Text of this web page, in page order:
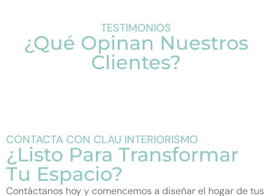
TESTIMONIOS
¿Qué Opinan Nuestros
Clientes?
CONTACTA CON CLAU INTERIORISMO
¿Listo Para Transformar
Tu Espacio?
Contáctanos hoy y comencemos a diseñar el hogar de tus